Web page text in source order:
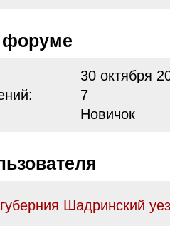
форуме
30 октября
7
Новичок
Шадринский